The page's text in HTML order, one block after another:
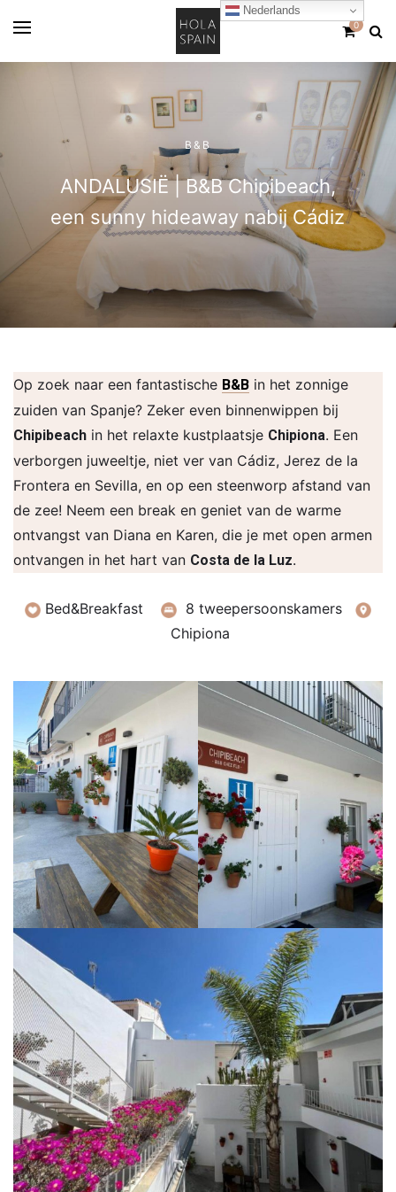
0
B&B
ANDALUSIË | B&B Chipibeach,
een sunny hideaway nabij Cádiz
Op zoek naar een fantastische B&B in het zonnige
zuiden van Spanje? Zeker even binnenwippen bij
Chipibeach in het relaxte kustplaatsje Chipiona. Een
verborgen juweeltje, niet ver van Cádiz, Jerez de la
Frontera en Sevilla, en op een steenworp afstand van
de zee! Neem een break en geniet van de warme
ontvangst van Diana en Karen, die je met open armen
ontvangen in het hart van Costa de la Luz.
Bed&Breakfast
8 tweepersoonskamers
Chipiona
Nederlands